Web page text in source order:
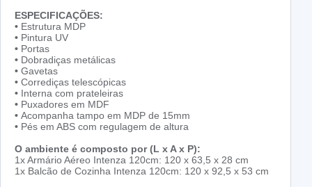
ESPECIFICAÇÕES:
• Estrutura MDP
• Pintura UV
• Portas
• Dobradiças metálicas
• Gavetas
• Corrediças telescópicas
• Interna com prateleiras
• Puxadores em MDF
• Acompanha tampo em MDP de 15mm
• Pés em ABS com regulagem de altura
O ambiente é composto por (L x A x P):
1x Armário Aéreo Intenza 120cm: 120 x 63,5 x 28 cm
1x Balcão de Cozinha Intenza 120cm: 120 x 92,5 x 53 cm